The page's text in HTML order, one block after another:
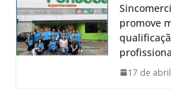
promove
17 de